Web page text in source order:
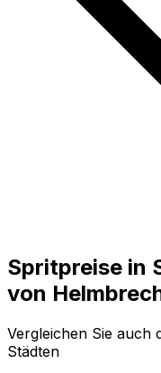
Spritpreise in
von
Vergleichen Sie auch
Städten